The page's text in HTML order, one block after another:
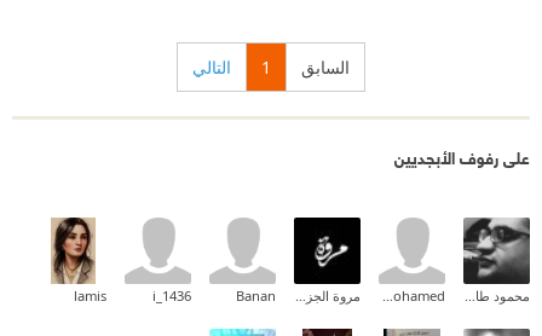
السابق 1 التالي
على رفوف الأبجديين
محمود طارق إبراهيم amr mohamed مروة الجزائري Banan
i_1436
lamis